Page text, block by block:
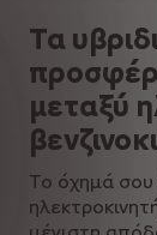
Τα
μεταξύ
Το όχημά σου